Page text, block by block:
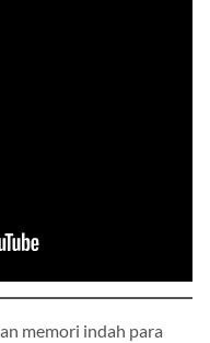
memori indah para